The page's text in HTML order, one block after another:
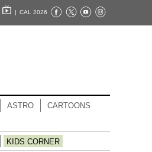
| CAL 2026
ASTRO CARTOONS
KIDS CORNER